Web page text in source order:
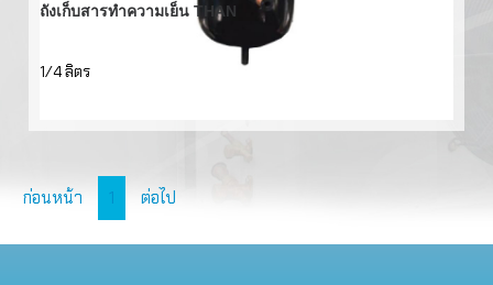
ถังเก็บสารทำความเย็น THAN
1/4 ลิตร
ก่อนหน้า 1 ต่อไป